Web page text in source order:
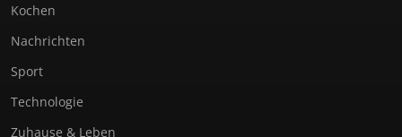
Kochen
Nachrichten
Sport
Technologie
Zuhause & Leben